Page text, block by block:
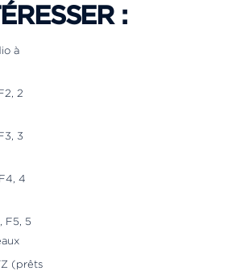
:
à
2
3
4
F5, 5
(prêts